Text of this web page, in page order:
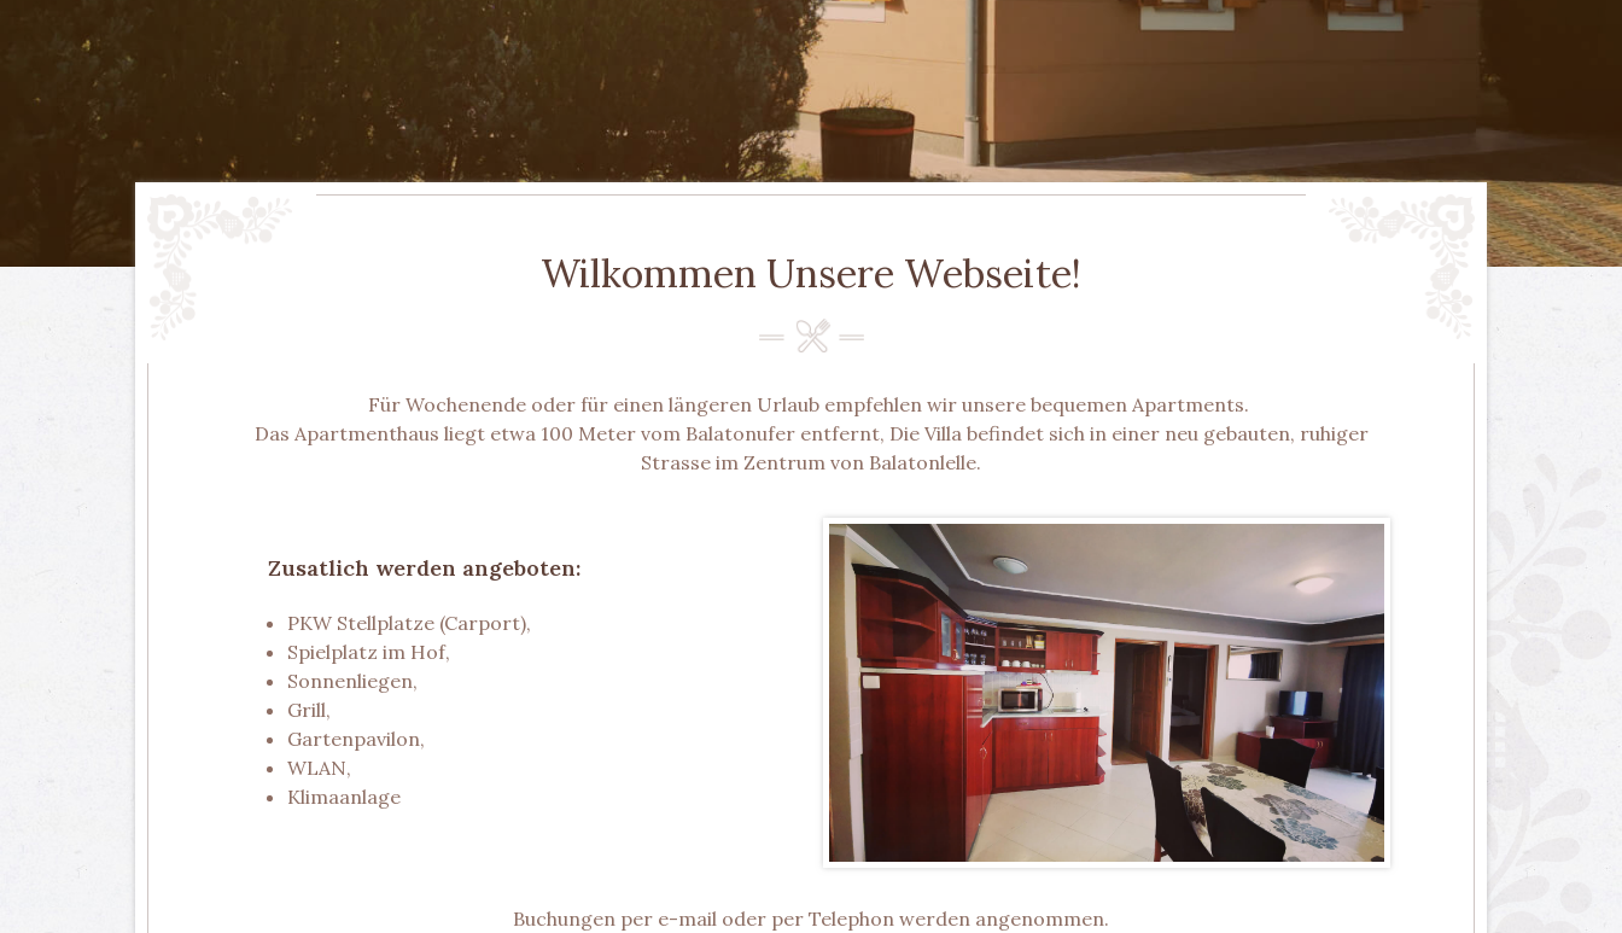
Wilkommen Unsere Webseite!
Für Wochenende oder für einen längeren Urlaub empfehlen wir unsere bequemen Apartments.
Das Apartmenthaus liegt etwa 100 Meter vom Balatonufer entfernt, Die Villa befindet sich in einer neu gebauten, ruhiger
Strasse im Zentrum von Balatonlelle.
Zusatlich werden angeboten:
PKW Stellplatze (Carport),
Spielplatz im Hof,
Sonnenliegen,
Grill,
Gartenpavilon,
WLAN,
Klimaanlage
Buchungen per e-mail oder per Telephon werden angenommen.